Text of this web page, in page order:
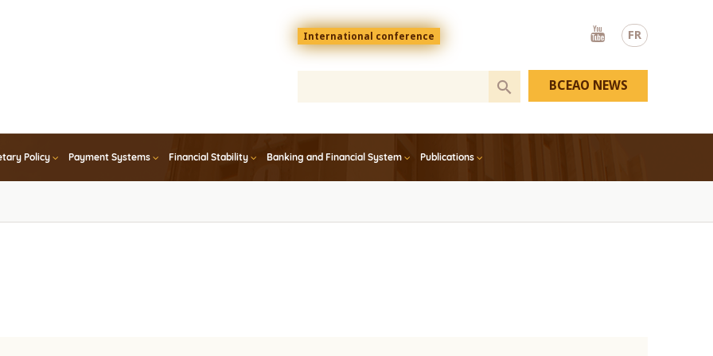
FR
Menu
top
En
International conference
Youtube
Policy Payment Systems Financial Stability Banking and Financial System Publications
BCEAO NEWS